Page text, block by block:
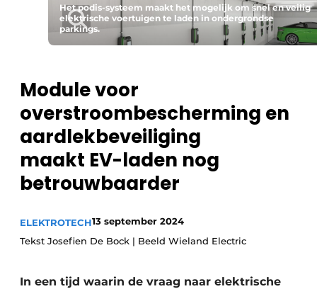
Nieuwsbrief
Podcasts
Vacature aanmelden
Vacatures
Video’s
HVAC
Binnenklimaat
Brandbeveiliging
Warmtepompen
Het podis-systeem maakt het mogelijk om snel en veilig
elektrische voertuigen te laden in ondergrondse
parkings.
Module voor
overstroombescherming en
aardlekbeveiliging
maakt EV-laden nog
betrouwbaarder
ELEKTROTECH13 september 2024
Tekst Josefien De Bock | Beeld Wieland Electric
In een tijd waarin de vraag naar elektrische